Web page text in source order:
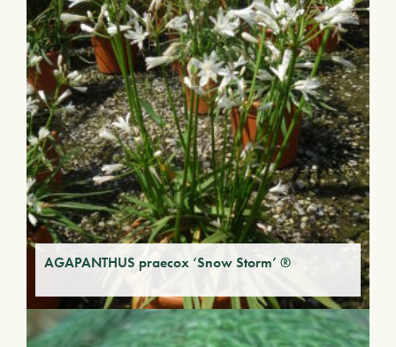
AGAPANTHUS praecox ‘Snow Storm’ ®